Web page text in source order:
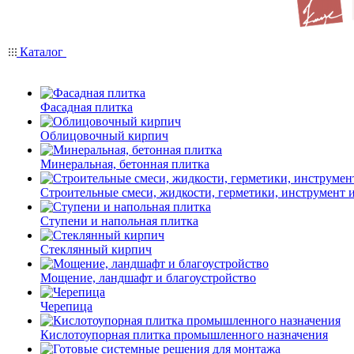
Каталог
Фасадная плитка
Облицовочный кирпич
Минеральная, бетонная плитка
Строительные смеси, жидкости, герметики, инструмент
Ступени и напольная плитка
Cтеклянный кирпич
Мощение, ландшафт и благоустройство
Черепица
Кислотоупорная плитка промышленного назначения